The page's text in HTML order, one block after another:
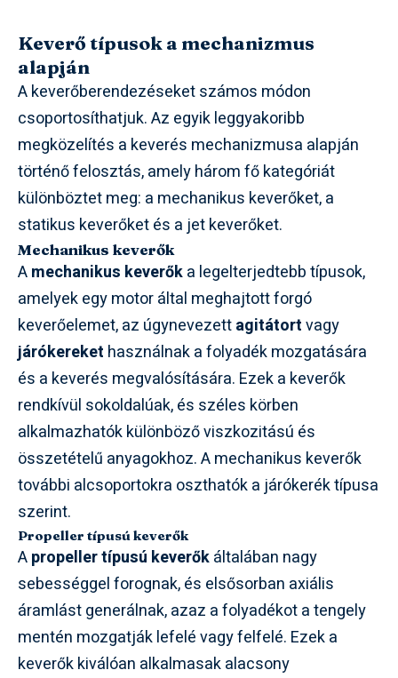
Keverő típusok a mechanizmus
alapján
A keverőberendezéseket számos módon
csoportosíthatjuk. Az egyik leggyakoribb
megközelítés a keverés mechanizmusa alapján
történő felosztás, amely három fő kategóriát
különböztet meg: a mechanikus keverőket, a
statikus keverőket és a jet keverőket.
Mechanikus keverők
Amechanikus keverőka legelterjedtebb típusok,
amelyek egy motor által meghajtott forgó
keverőelemet, az úgynevezettagitátortvagy
járókereket használnak a folyadék mozgatására
és a keverés megvalósítására. Ezek a keverők
rendkívül sokoldalúak, és széles körben
alkalmazhatók különböző viszkozitású és
összetételű anyagokhoz. A mechanikus keverők
további alcsoportokra oszthatók a járókerék típusa
szerint.
Propeller típusú keverők
Apropeller típusú keverőkáltalában nagy
sebességgel forognak, és elsősorban axiális
áramlást generálnak, azaz a folyadékot a tengely
mentén mozgatják lefelé vagy felfelé. Ezek a
keverők kiválóan alkalmasak alacsony